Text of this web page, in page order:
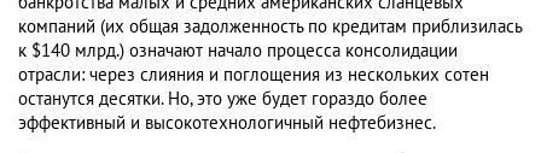
компаний (их общая задолженность по кредитам приблизилась
к $140 млрд.) означают начало процесса консолидации
отрасли: через слияния и поглощения из нескольких сотен
останутся десятки. Но, это уже будет гораздо более
эффективный и высокотехнологичный нефтебизнес.